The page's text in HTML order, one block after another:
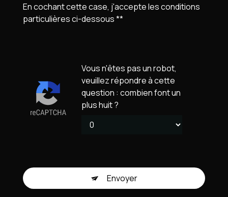
En cochant cette case, j'accepte les conditions
particulières ci-dessous **
Vous n'êtes pas un robot,
veuillez répondre à cette
question : combien font un
plus huit ?
Envoyer